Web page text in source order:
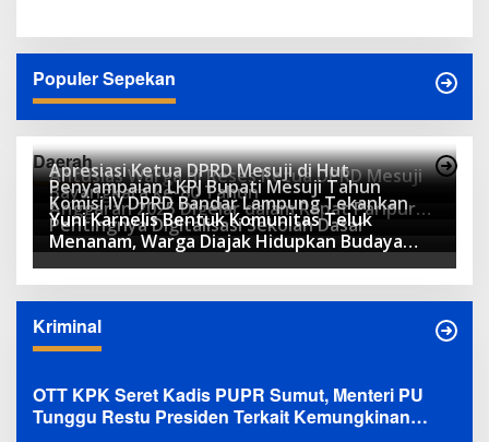
Populer Sepekan
Daerah
Antusias Warga di Reses Ketua DPRD Mesuji
Apresiasi Ketua DPRD Mesuji di Hut
Bayangkara ke-80 Tahun
Penyampaian LKPJ Bupati Mesuji Tahun
Anggaran 2025 Digelar dalam Rapat Paripurna
DPRD
Komisi IV DPRD Bandar Lampung Tekankan
Pentingnya Digitalisasi Sekolah Dasar
Yuni Karnelis Bentuk Komunitas Teluk
Menanam, Warga Diajak Hidupkan Budaya
Tanam
Kriminal
OTT KPK Seret Kadis PUPR Sumut, Menteri PU
Tunggu Restu Presiden Terkait Kemungkinan